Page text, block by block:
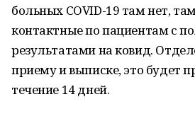
больных COVID-19 там нет,
контактные по пациентам с
результатами на ковид.
приему и выписке, это будет
течение 14 дней.